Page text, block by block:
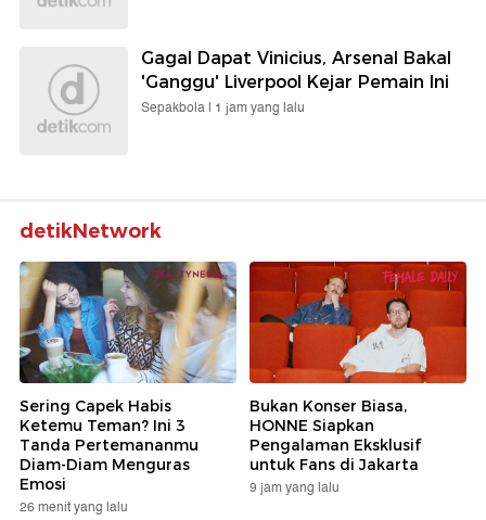
Gagal Dapat Vinicius, Arsenal Bakal
'Ganggu' Liverpool Kejar Pemain Ini
Sepakbola | 1 jam yang lalu
detikNetwork
Sering Capek Habis
Ketemu Teman? Ini 3
Tanda Pertemananmu
Diam-Diam Menguras
Emosi
26 menit yang lalu
Bukan Konser Biasa,
HONNE Siapkan
Pengalaman Eksklusif
untuk Fans di Jakarta
9 jam yang lalu